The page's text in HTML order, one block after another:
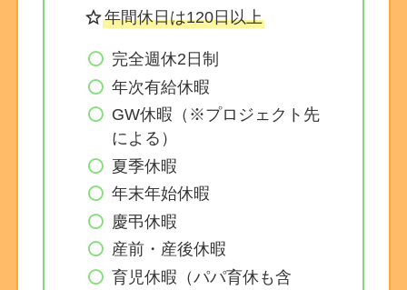
年間休日は120日以上
完全週休2日制
年次有給休暇
GW休暇（※プロジェクト先
による）
夏季休暇
年末年始休暇
慶弔休暇
産前・産後休暇
育児休暇（パパ育休も含